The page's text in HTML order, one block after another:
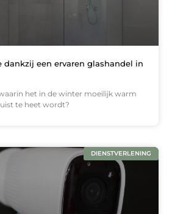
dankzij een ervaren glashandel in
het in de winter moeilijk warm
te heet wordt?
DIENSTVERLENING